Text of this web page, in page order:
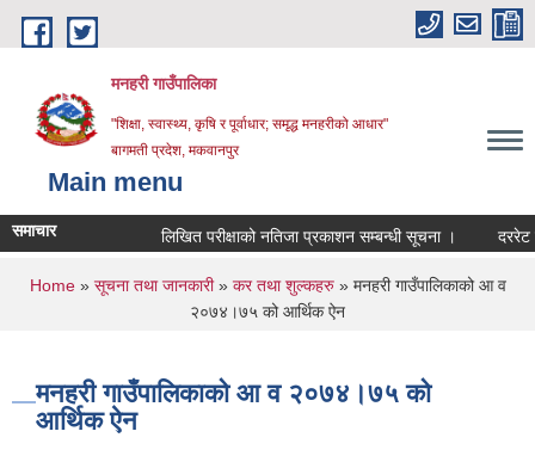
Skip to main content
मनहरी गाउँपालिका
"शिक्षा, स्वास्थ्य, कृषि र पूर्वाधार; समृद्ध मनहरीको आधार"
बागमती प्रदेश, मकवानपुर
Main menu
समाचार लिखित परीक्षाको नतिजा प्रकाशन सम्बन्धी सूचना । दररेट पेश
You are here
Home» सूचना तथा जानकारी» कर तथा शुल्कहरु» मनहरी गाउँपालिकाको आ व
२०७४।७५ को आर्थिक ऐन
मनहरी गाउँपालिकाको आ व २०७४।७५ को
आर्थिक ऐन